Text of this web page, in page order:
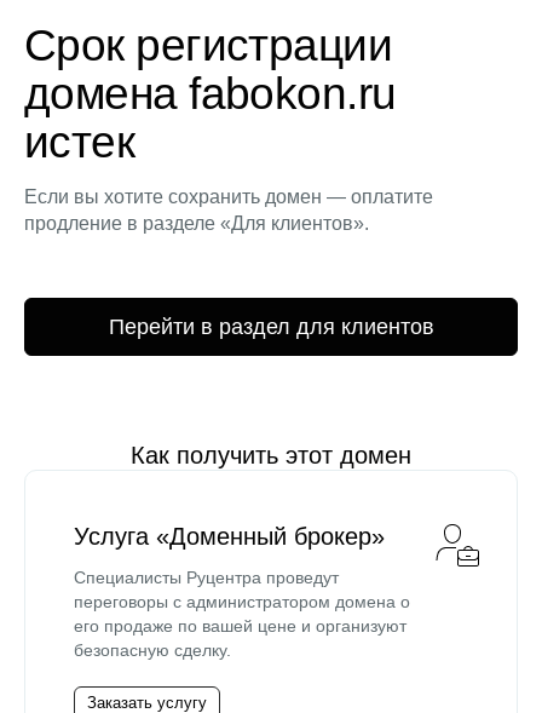
Срок регистрации
домена fabokon.ru
истек
Если вы хотите сохранить домен — оплатите
продление в разделе «Для клиентов».
Перейти в раздел для клиентов
Как получить этот домен
Услуга «Доменный брокер»
Специалисты Руцентра проведут
переговоры с администратором домена о
его продаже по вашей цене и организуют
безопасную сделку.
Заказать услугу